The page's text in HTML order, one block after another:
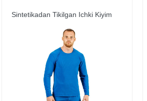
Sintetikadan Tikilgan Ichki Kiyim